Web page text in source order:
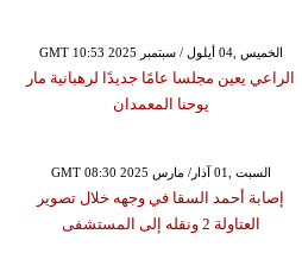
GMT 10:53 2025 الخميس ,04 أيلول / سبتمبر
الراعي يعين مجلسا عامًا جديدًا لرهبانية مار
يوحنا المعمدان
GMT 08:30 2025 السبت ,01 آذار/ مارس
إصابة أحمد السقا في وجهه خلال تصوير
العتاولة 2 ونقله إلى المستشفى